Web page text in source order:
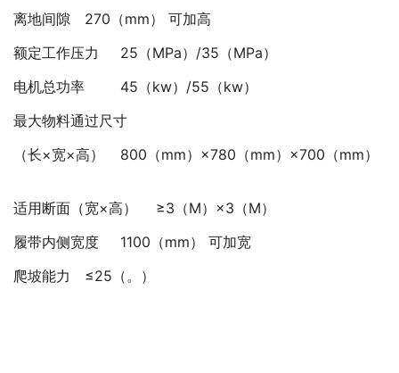
离地间隙
270（mm） 可加高
额定工作压力
25（MPa）/35（MPa）
电机总功率
45（kw）/55（kw）
最大物料通过尺寸
（长×宽×高）
800（mm）×780（mm）×700（mm）
适用断面（宽×高）
≥3（M）×3（M）
履带内侧宽度
1100（mm） 可加宽
爬坡能力
≤25（。）